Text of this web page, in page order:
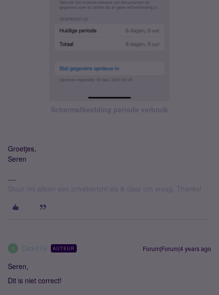
Schermafbeelding periode verbruik
Groetjes,
Seren
Stuur mij alleen een privébericht als ik daar om vraag. Thanks!
D Dick179 AUTEUR Forum|Forum|4 years ago
Seren,
Dit is niet correct!